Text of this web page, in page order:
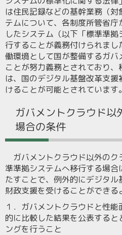
は住民記録などの基幹業務（
テムについて、各制度所管省
したシステム（以下「標準準
行することが義務付けられま
働環境として国が整備するガ
ことが努力義務とされており
は、国のデジタル基盤改革支
けることが可能とされています。
ガバメントクラウド以
場合の条件
ガバメントクラウド以外のク
準準拠システムへ移行する場
たすことで、例外的にデジタ
財政支援を受けることができる
１．ガバメントクラウドと性
的に比較した結果を公表する
ングを行うこと